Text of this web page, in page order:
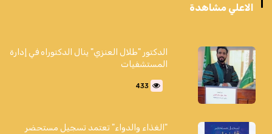
الاعلي مشاهدة
الدكتور "طلال العنزي" ينال الدكتوراه في إدارة
المستشفيات
433
"الغذاء والدواء" تعتمد تسجيل مستحضر